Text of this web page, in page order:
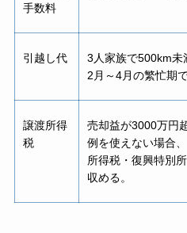
手数料
引越し代
3人家族で500km未
2月～4月の繁忙期
譲渡所得
税
売却益が3000万円
例を使えない場合、
所得税・復興特別
収める。